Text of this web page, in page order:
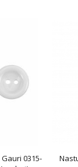
0315-